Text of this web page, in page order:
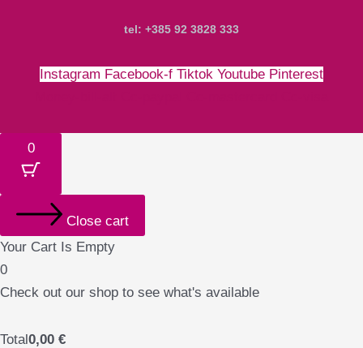
tel: +385 92 3828 333
Instagram Facebook-f Tiktok Youtube Pinterest
0
Close cart
Your Cart Is Empty
0
Check out our shop to see what's available
Total0,00 €